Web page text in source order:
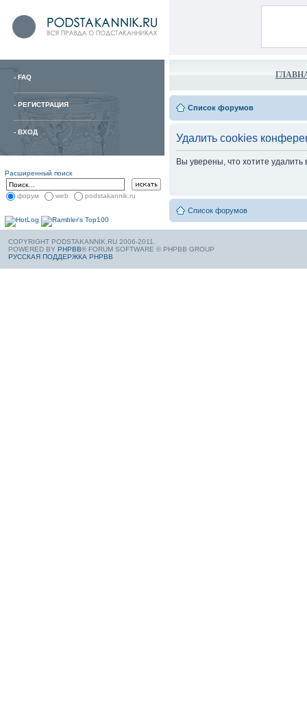
- FAQ
- РЕГИСТРАЦИЯ
- ВХОД
Расширенный поиск
форум web podstakannik.ru
Список форумов
Удалить cookies
Вы уверены, что хотите
Список форумов
COPYRIGHT PODSTAKANNIK.RU 2006-2011.
POWERED BY PHPBB® FORUM SOFTWARE © PHPBB GROUP
РУССКАЯ ПОДДЕРЖКА PHPBB